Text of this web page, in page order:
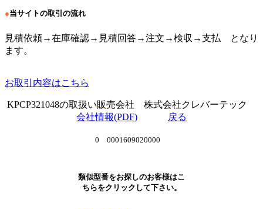
●当サイトの取引の流れ
見積依頼→在庫確認→見積回答→注文→検収→支払 となり
ます。
お取引内容はこちら
KPCP321048の取扱い販売会社 株式会社クレバーテック
会社情報(PDF)
戻る
0 0001609020000
類似型番をお探しのお客様はこ
ちらをクリックして下さい。